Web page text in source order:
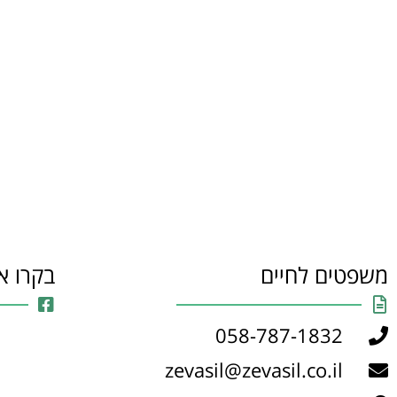
משפטים לחיים
058-787-1832
zevasil@zevasil.co.il
בקרו